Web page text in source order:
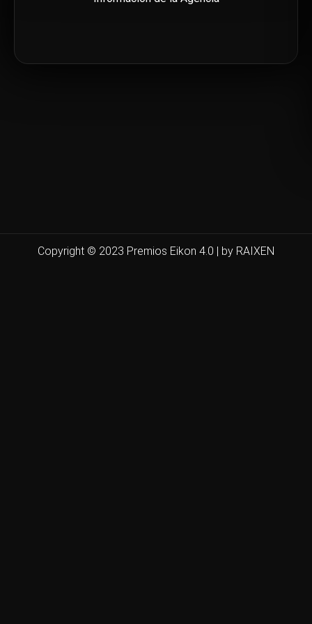
Copyright © 2023 Premios Eikon 4.0 | by RAIXEN